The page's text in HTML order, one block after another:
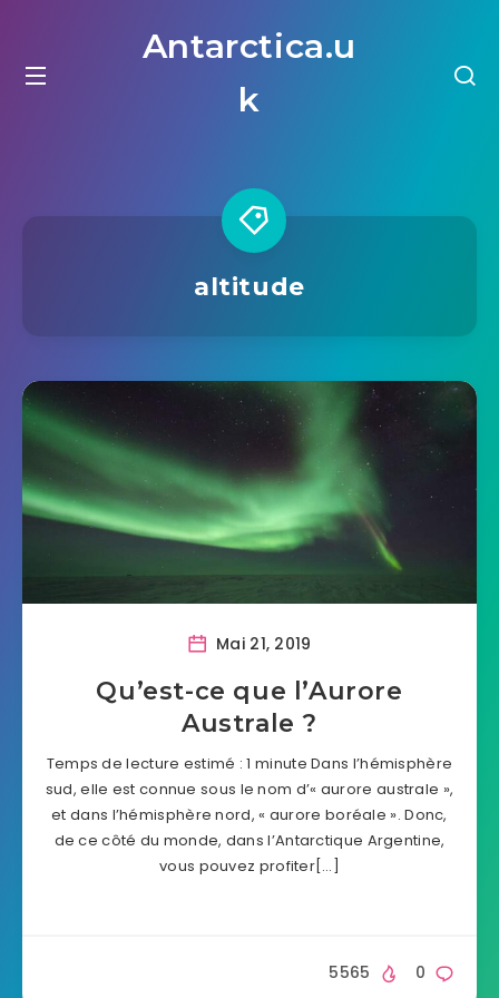
Antarctica.u
k
altitude
Mai 21, 2019
Qu’est-ce que l’Aurore
Australe ?
Temps de lecture estimé : 1 minute Dans l’hémisphère
sud, elle est connue sous le nom d’« aurore australe »,
et dans l’hémisphère nord, « aurore boréale ». Donc,
de ce côté du monde, dans l’Antarctique Argentine,
vous pouvez profiter[…]
0
5565